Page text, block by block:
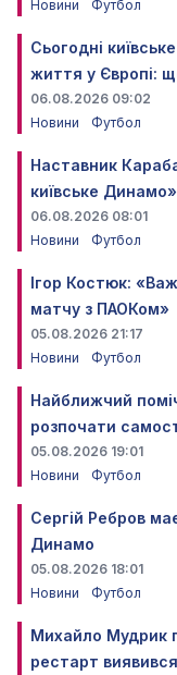
Новини
Футбол
Сьогодні
життя у Європі:
06.08.2026 09:02
Новини
Футбол
Наставник
київське Динамо»
06.08.2026 08:01
Новини
Футбол
Ігор Костюк:
матчу з ПАОКом»
05.08.2026 21:17
Новини
Футбол
Найближчий
розпочати
05.08.2026 19:01
Новини
Футбол
Сергій Ребров
Динамо
05.08.2026 18:01
Новини
Футбол
Михайло Мудрик
рестарт